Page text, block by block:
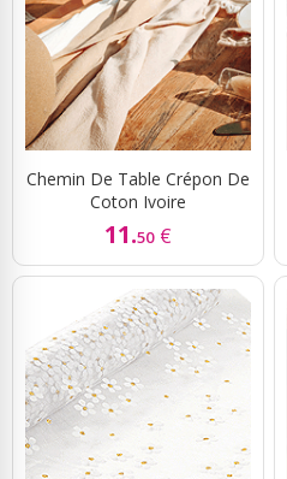
Chemin De Table Crépon De
Coton Ivoire
11.50 €